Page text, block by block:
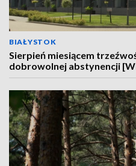
BIAŁYSTOK
Sierpień miesiącem
dobrowolnej abstynencji